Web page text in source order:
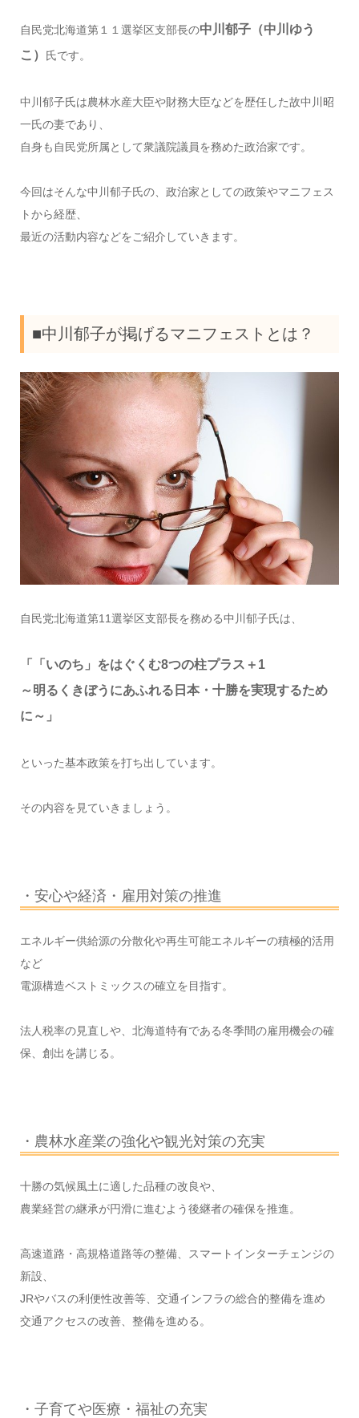
自民党北海道第１１選挙区支部長の中川郁子（中川ゆう
こ）
氏です。
中川郁子氏は農林水産大臣や財務大臣などを歴任した故中川昭
一氏の妻であり、
自身も自民党所属として衆議院議員を務めた政治家です。
今回はそんな中川郁子氏の、政治家としての政策やマニフェス
トから経歴、
最近の活動内容などをご紹介していきます。
■中川郁子が掲げるマニフェストとは？
自民党北海道第11選挙区支部長を務める中川郁子氏は、
「「いのち」をはぐくむ8つの柱プラス＋1
～明るくきぼうにあふれる日本・十勝を実現するため
に～」
といった基本政策を打ち出しています。
その内容を見ていきましょう。
・安心や経済・雇用対策の推進
エネルギー供給源の分散化や再生可能エネルギーの積極的活用
など
電源構造ベストミックスの確立を目指す。
法人税率の見直しや、北海道特有である冬季間の雇用機会の確
保、創出を講じる。
・農林水産業の強化や観光対策の充実
十勝の気候風土に適した品種の改良や、
農業経営の継承が円滑に進むよう後継者の確保を推進。
高速道路・高規格道路等の整備、スマートインターチェンジの
新設、
JRやバスの利便性改善等、交通インフラの総合的整備を進め
交通アクセスの改善、整備を進める。
・子育てや医療・福祉の充実